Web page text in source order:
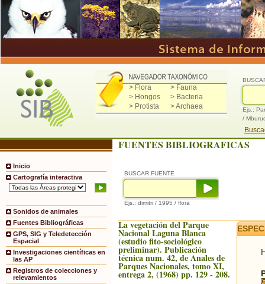
> Flora
> Fauna
> Hongos
> Bacteria
> Protista
> Archaea
Ejs.:
/
Inicio
Cartografía interactiva
Sonidos de animales
Fuentes Bibliográficas
GPS, SIG y Teledetección
Espacial
Investigaciones científicas en
las AP
Registros de colecciones y
relevamientos
FUENTES BIBLIOGRAFICAS
BUSCAR FUENTE
Ejs.: dimitri / 1995 / flora
La vegetación del Parque
Nacional Laguna Blanca
(estudio fito-sociológico
preliminar). Publicación
técnica num. 42, de Anales de
Parques Nacionales, tomo XI,
entrega 2, (1968) pp. 129 - 208.